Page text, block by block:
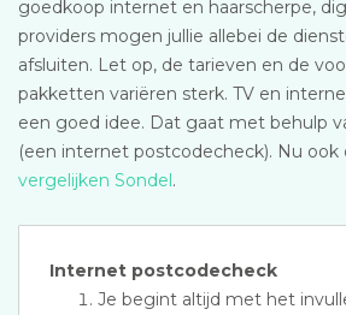
goedkoop internet en haarscherpe,
providers mogen jullie allebei de
afsluiten. Let op, de tarieven en de
pakketten variëren sterk. TV en
een goed idee. Dat gaat met behulp
(een internet postcodecheck). Nu ook
vergelijken Sondel.
Internet postcodecheck
Je begint altijd met het